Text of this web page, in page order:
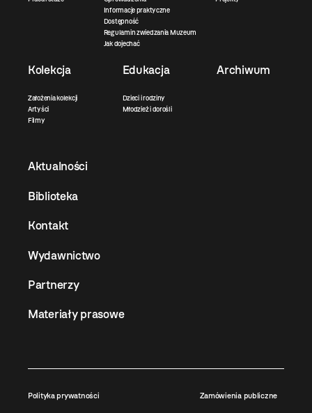
Informacje praktyczne
Dostępność
Regulamin zwiedzania Muzeum
Jak dojechać
Kolekcja
Założenia kolekcji
Artyści
Filmy
Edukacja
Dzieci i rodziny
Młodzież i dorośli
Archiwum
Aktualności
Biblioteka
Kontakt
Wydawnictwo
Partnerzy
Materiały prasowe
Polityka prywatności Zamówienia publiczne